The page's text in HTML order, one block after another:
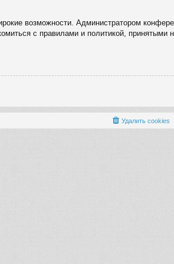
возможности. Администратором
с правилами и политикой, принятыми
Удалить cookies